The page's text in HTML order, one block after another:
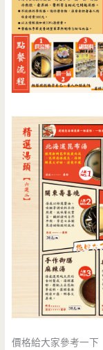
價格給大家參考一下